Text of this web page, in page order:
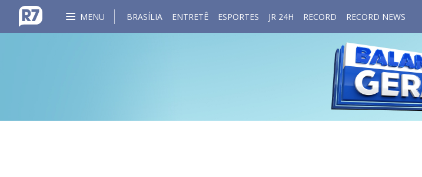
MENU BRASÍLIA ENTRETÊ ESPORTES JR 24H RECORD RECORD NEWS